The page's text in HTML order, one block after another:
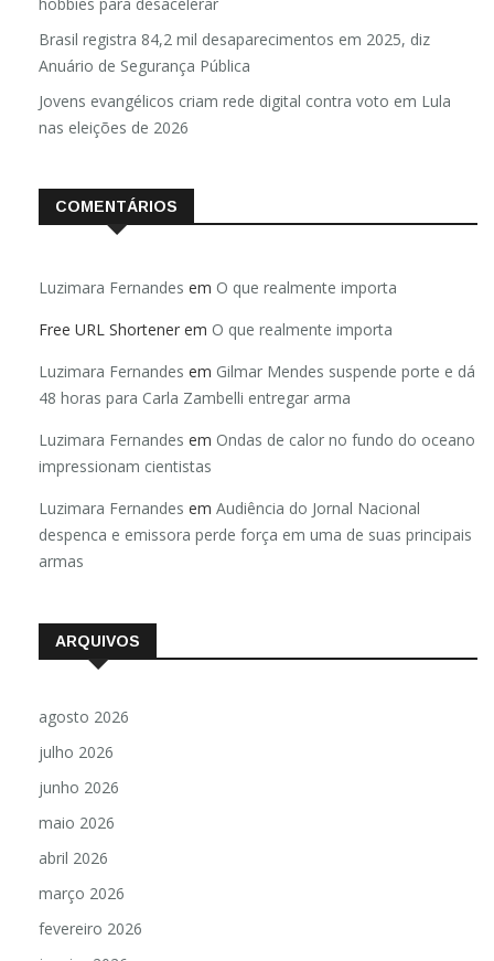
Brasil registra 84,2 mil desaparecimentos em 2025, diz
Anuário de Segurança Pública
Jovens evangélicos criam rede digital contra voto em Lula
nas eleições de 2026
COMENTÁRIOS
Luzimara Fernandes em O que realmente importa
Free URL Shortener em O que realmente importa
Luzimara Fernandes em Gilmar Mendes suspende porte e dá
48 horas para Carla Zambelli entregar arma
Luzimara Fernandes em Ondas de calor no fundo do oceano
impressionam cientistas
Luzimara Fernandes em Audiência do Jornal Nacional
despenca e emissora perde força em uma de suas principais
armas
ARQUIVOS
agosto 2026
julho 2026
junho 2026
maio 2026
abril 2026
março 2026
fevereiro 2026